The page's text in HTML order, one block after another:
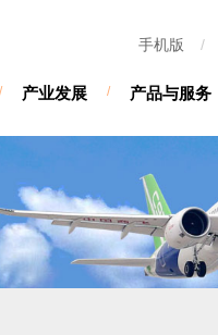
手机版 /
/ 产业发展 / 产品与服务